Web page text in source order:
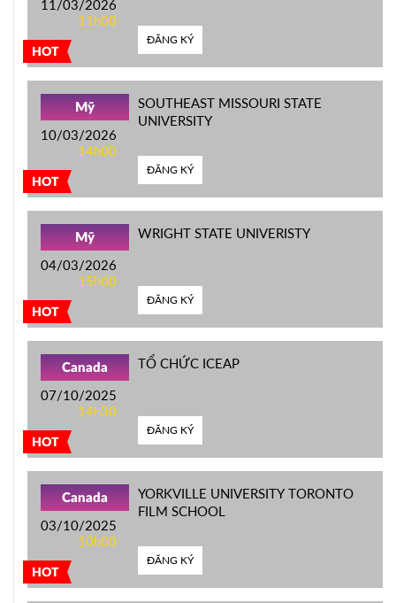
HOT
11/03/2026
11h00
ĐĂNG KÝ
HOT
Mỹ
10/03/2026
14h00
SOUTHEAST MISSOURI STATE
UNIVERSITY
ĐĂNG KÝ
HOT
Mỹ
04/03/2026
15h00
WRIGHT STATE UNIVERISTY
ĐĂNG KÝ
HOT
Canada
07/10/2025
14h30
TỔ CHỨC ICEAP
ĐĂNG KÝ
HOT
Canada
03/10/2025
10h00
YORKVILLE UNIVERSITY TORONTO
FILM SCHOOL
ĐĂNG KÝ